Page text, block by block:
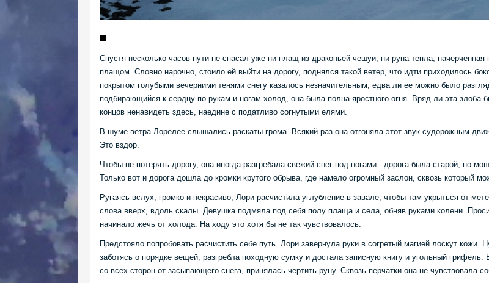
Спустя несколько часов пути не спасал уже ни плащ из драконьей чешуи, ни руна тепла,
плащом. Словно нарочно, стоило ей выйти на дорогу, поднялся такой ветер, что идти приходилось
покрытом голубыми вечерними тенями снегу казалось незначительным; едва ли ее можно было
подбирающийся к сердцу по рукам и ногам холод, она была полна яростного огня. Вряд ли эта злоба
концов ненавидеть здесь, наедине с податливо согнутыми елями.
В шуме ветра Лорелее слышались раскаты грома. Всякий раз она отгоняла этот звук судорожным
Это вздор.
Чтобы не потерять дорогу, она иногда разгребала свежий снег под ногами - дорога была старой, но
Только вот и дорога дошла до кромки крутого обрыва, где намело огромный заслон, сквозь который
Ругаясь вслух, громко и некрасиво, Лори расчистила углубление в завале, чтобы там укрыться от
слова вверх, вдоль скалы. Девушка подмяла под себя полу плаща и села, обняв руками колени.
начинало жечь от холода. На ходу это хотя бы не так чувствовалось.
Предстояло попробовать расчистить себе путь. Лори завернула руки в согретый магией лоскут
заботясь о порядке вещей, разгребла походную сумку и достала записную книгу и угольный
со всех сторон от засыпающего снега, принялась чертить руну. Сквозь перчатки она не чувствовала